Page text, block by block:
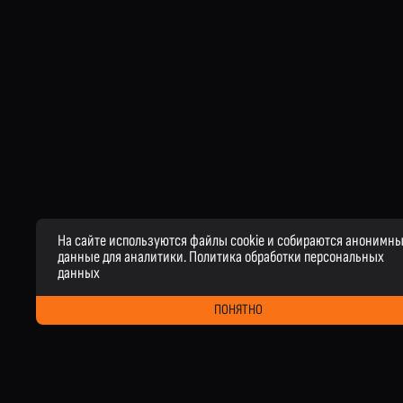
На сайте используются файлы cookie и собираются
данные для аналитики.Политика обработки персональных
данных
ПОНЯТНО